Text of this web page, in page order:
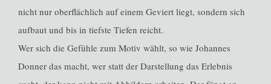
nicht nur oberflächlich auf einem Geviert liegt, sondern sich
aufbaut und bis in tiefste Tiefen reicht.
Wer sich die Gefühle zum Motiv wählt, so wie Johannes
Donner das macht, wer statt der Darstellung das Erlebnis